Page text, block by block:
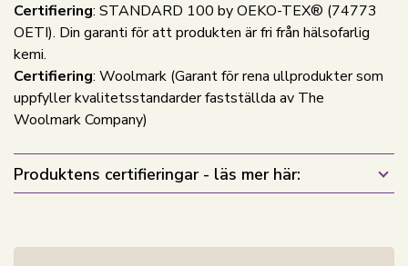
Certifiering: STANDARD 100 by OEKO-TEX® (74773
OETI). Din garanti för att produkten är fri från hälsofarlig
kemi.
Certifiering: Woolmark (Garant för rena ullprodukter som
uppfyller kvalitetsstandarder fastställda av The
Woolmark Company)
Produktens certifieringar - läs mer här: